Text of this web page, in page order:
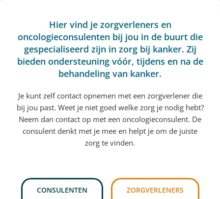
Hier vind je zorgverleners en
oncologieconsulenten bij jou in de buurt die
gespecialiseerd zijn in zorg bij kanker. Zij
bieden ondersteuning vóór, tijdens en na de
behandeling van kanker.
Je kunt zelf contact opnemen met een zorgverlener die
bij jou past. Weet je niet goed welke zorg je nodig hebt?
Neem dan contact op met een oncologieconsulent. De
consulent denkt met je mee en helpt je om de juiste
zorg te vinden.
CONSULENTEN ZORGVERLENERS